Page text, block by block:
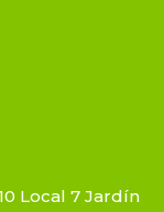
Local 7 Jardín